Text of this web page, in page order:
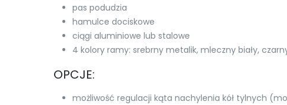
pas podudzia
hamulce dociskowe
ciągi aluminiowe lub stalowe
4 kolory ramy: srebrny metalik, mleczny biały,
OPCJE:
możliwość regulacji kąta nachylenia kół tylnych